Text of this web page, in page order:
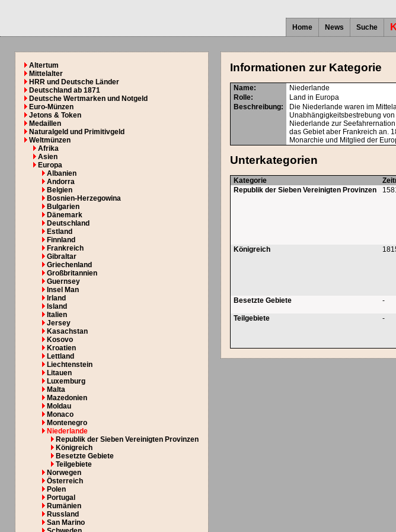
Home News Suche
Altertum
Mittelalter
HRR und Deutsche Länder
Deutschland ab 1871
Deutsche Wertmarken und Notgeld
Euro-Münzen
Jetons & Token
Medaillen
Naturalgeld und Primitivgeld
Weltmünzen
Afrika
Asien
Europa
Albanien
Andorra
Belgien
Bosnien-Herzegowina
Bulgarien
Dänemark
Deutschland
Estland
Finnland
Frankreich
Gibraltar
Griechenland
Großbritannien
Guernsey
Insel Man
Irland
Island
Italien
Jersey
Kasachstan
Kosovo
Kroatien
Lettland
Liechtenstein
Litauen
Luxemburg
Malta
Mazedonien
Moldau
Monaco
Montenegro
Niederlande
Republik der Sieben Vereinigten Provinzen
Königreich
Besetzte Gebiete
Teilgebiete
Norwegen
Österreich
Polen
Portugal
Rumänien
Russland
San Marino
Informationen zur Kategorie
Name:
Niederlande
Rolle:
Land in Europa
Beschreibung:
Die Niederlande waren im
Unabhängigkeitsbestrebung
Niederlande zur
das Gebiet aber Frankreich an.
Monarchie und Mitglied der
Unterkategorien
Kategorie
Republik der Sieben Vereinigten Provinzen
Königreich
Besetzte Gebiete
-
Teilgebiete
-